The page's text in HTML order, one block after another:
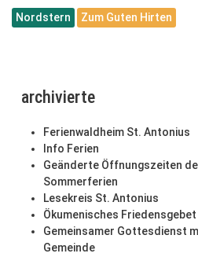
Nordstern Zum Guten Hirten
archivierte
Ferienwaldheim St. Antonius
Info Ferien
Geänderte Öffnungszeiten
Sommerferien
Lesekreis St. Antonius
Ökumenisches Friedensgebet
Gemeinsamer Gottesdienst
Gemeinde